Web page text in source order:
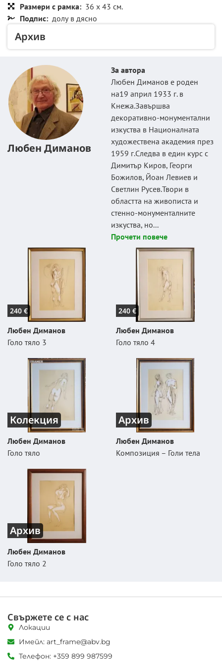
Размери с рамка: 36 x 43 см.
Подпис: долу в дясно
Архив
Любен Диманов
За автора
Любен Диманов е роден
на19 април 1933 г. в
Кнежа.Завършва
декоративно-монументални
изкуства в Националната
художествена академия през
1959 г.Следва в един курс с
Димитър Киров, Георги
Божилов, Йоан Левиев и
Светлин Русев.Твори в
областта на живописта и
стенно-монументалните
изкуства, но...
Прочети повече
240 €
Любен Диманов
Голо тяло 3
240 €
Любен Диманов
Голо тяло 4
Колекция
Любен Диманов
Голо тяло
Архив
Любен Диманов
Композиция – Голи тела
Архив
Любен Диманов
Голо тяло 2
Свържете се с нас
Локации
Имейл: art_frame@abv.bg
Телефон: +359 899 987599